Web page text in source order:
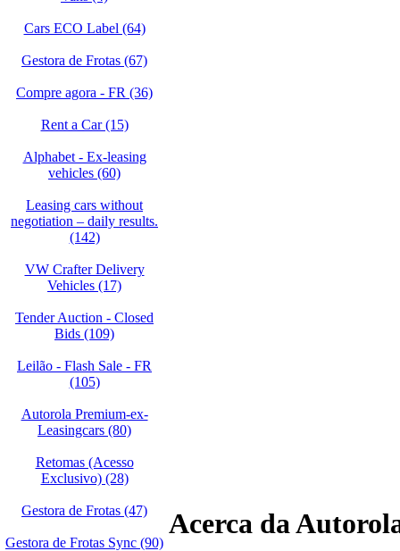
Cars ECO Label (64)
Gestora de Frotas (67)
Compre agora - FR (36)
Rent a Car (15)
Alphabet - Ex-leasing
vehicles (60)
Leasing cars without
negotiation – daily results.
(142)
VW Crafter Delivery
Vehicles (17)
Tender Auction - Closed
Bids (109)
Leilão - Flash Sale - FR
(105)
Autorola Premium-ex-
Leasingcars (80)
Retomas (Acesso
Exclusivo) (28)
Gestora de Frotas (47)
Gestora de Frotas Sync (90)
Acerca da